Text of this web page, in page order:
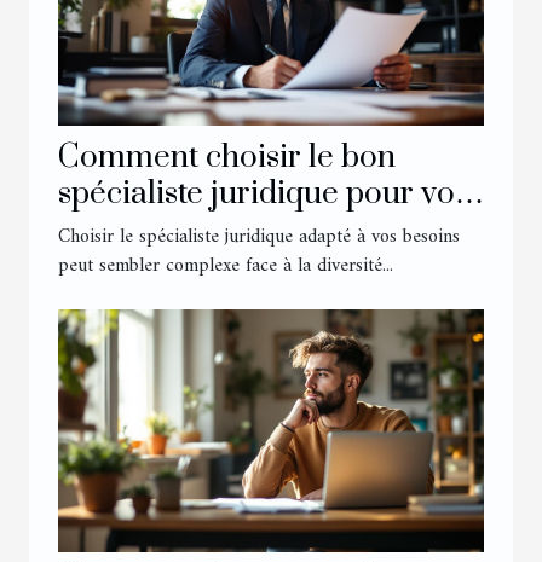
Comment choisir le bon
spécialiste juridique pour vos
besoins ?
Choisir le spécialiste juridique adapté à vos besoins
peut sembler complexe face à la diversité...